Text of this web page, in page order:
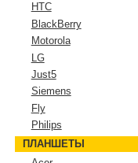
HTC
BlackBerry
Motorola
LG
Just5
Siemens
Fly
Philips
ПЛАНШЕТЫ